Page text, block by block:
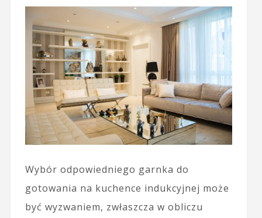
Wybór odpowiedniego garnka do
gotowania na kuchence indukcyjnej może
być wyzwaniem, zwłaszcza w obliczu